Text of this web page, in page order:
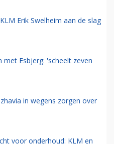
Erik Swelheim aan de slag
Esbjerg: 'scheelt zeven
in wegens zorgen over
voor onderhoud: KLM en